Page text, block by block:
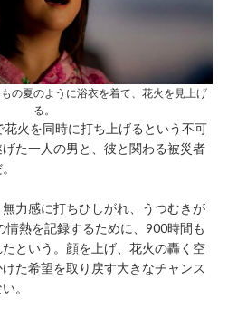
の夏のように浴衣を着て、花火を見上げ
る。
火を同時に打ち上げるという不可
た一人の男と、彼と関わる被災者
力感に打ちひしがれ、うつむきが
情熱を記録するために、900時間も
という。顔を上げ、花火の轟く空
た希望を取り戻す大きなチャンス
。